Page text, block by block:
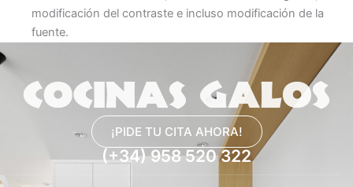
modificación del contraste e incluso modificación de la
fuente.
¡PIDE TU CITA AHORA!
(+34) 958 520 322